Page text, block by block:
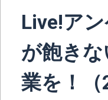
Live!ア
が飽き
業を！